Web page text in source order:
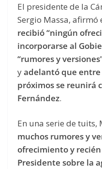
El presidente de la
Sergio Massa, afirmó
recibió “ningún
incorporarse al
“rumores y versiones
yadelantó que entre
próximos se reunirá
Fernández.
En una serie de tuits,
muchos rumores y
ofrecimiento y
Presidente sobre la